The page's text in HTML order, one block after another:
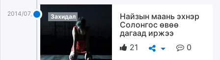
mminfo.mn
ugluu.mn
2014/07/13 Захидал
Найзын маань эхнэр
Солонгос өвөө
дагаад иржээ
21
0